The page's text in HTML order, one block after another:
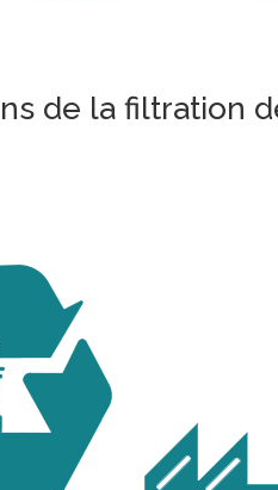
de la filtration